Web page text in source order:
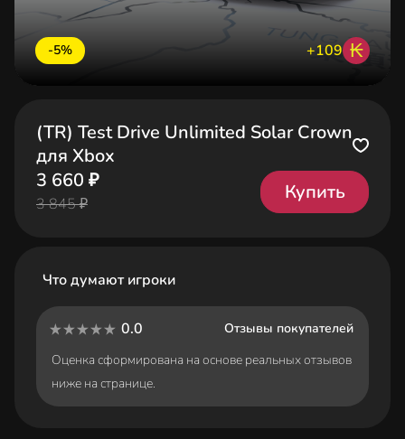
-5% +109 ₭
(TR) Test Drive Unlimited Solar Crown
для Xbox
3 660 ₽
3 845 ₽
Купить
Что думают игроки
0.0
Отзывы покупателей
Оценка сформирована на основе реальных отзывов
ниже на странице.